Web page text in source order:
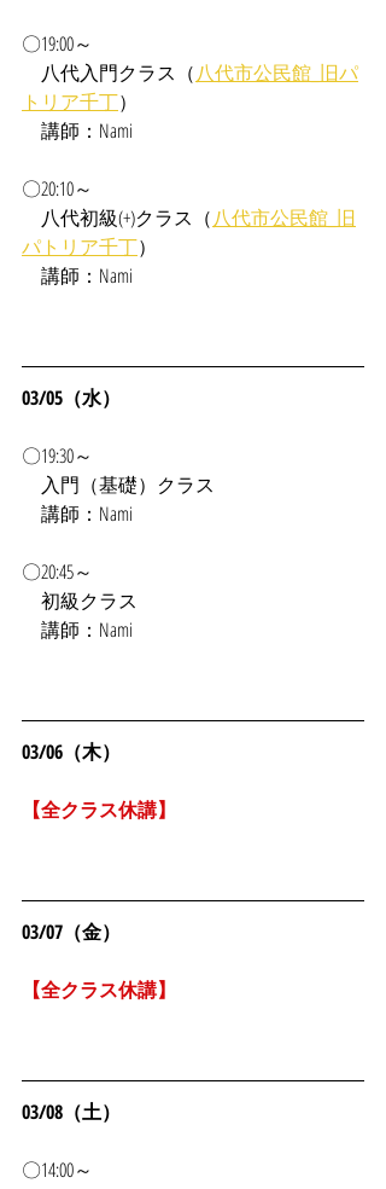
〇19:00～
八代入門クラス（八代市公民館_旧パ
トリア千丁）
講師：Nami
〇20:10～
八代初級(+)クラス（八代市公民館_旧
パトリア千丁）
講師：Nami
03/05（水）
〇19:30～
入門（基礎）クラス
講師：Nami
〇20:45～
初級クラス
講師：Nami
03/06（木）
【全クラス休講】
03/07（金）
【全クラス休講】
03/08（土）
〇14:00～